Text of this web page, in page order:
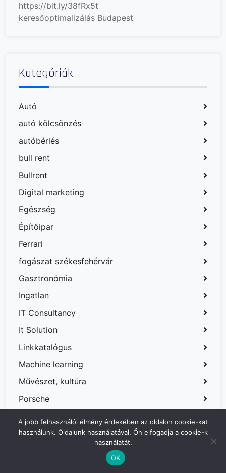
https://bit.ly/38fRx5t
keresőoptimalizálás Budapest
Kategóriák
Autó
autó kölcsönzés
autóbérlés
bull rent
Bullrent
Digital marketing
Egészség
Építőipar
Ferrari
fogászat székesfehérvár
Gasztronómia
Ingatlan
IT Consultancy
It Solution
Linkkatalógus
Machine learning
Művészet, kultúra
Porsche
PR cikkek – Német
A jobb felhasználói élmény érdekében az oldalon cookie-kat
használunk. Oldalunk használatával, Ön elfogadja a cookie-k
használatát.
OK